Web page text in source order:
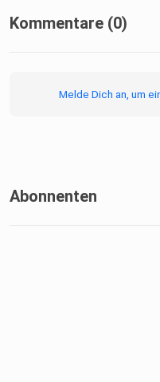
Kommentare (0)
Melde Dich an, um
Abonnenten